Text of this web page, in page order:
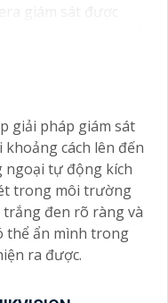
giám sát được
soát an ninh dễ
rất đa dạng, từ
hàng, nhà kho,
sẽ giúp bạn giám
quả và tiện lợi.
giải pháp giám sát
cách lên đến
ngoại tự động kích
trong môi trường
đen rõ ràng và
thể ẩn mình trong
ra được.